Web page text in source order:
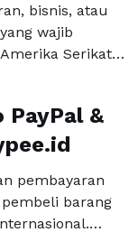
bisnis, atau
wajib
Serikat
Cara mengurus
Indonesia | …
PayPal &
pembayaran
barang